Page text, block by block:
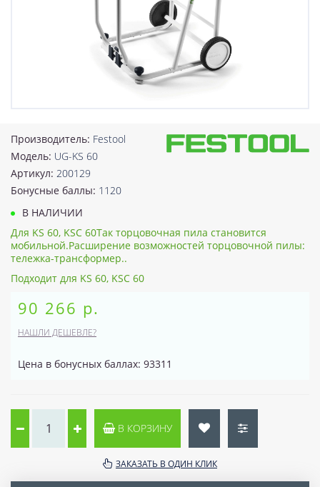
Производитель: Festool
Модель: UG-KS 60
Артикул: 200129
Бонусные баллы: 1120
В НАЛИЧИИ
Для KS 60, KSC 60Так торцовочная пила становится
мобильной.Расширение возможностей торцовочной пилы:
тележка-трансформер..
Подходит для KS 60, KSC 60
90 266 р.
НАШЛИ ДЕШЕВЛЕ?
Цена в бонусных баллах: 93311
В КОРЗИНУ
ЗАКАЗАТЬ В ОДИН КЛИК